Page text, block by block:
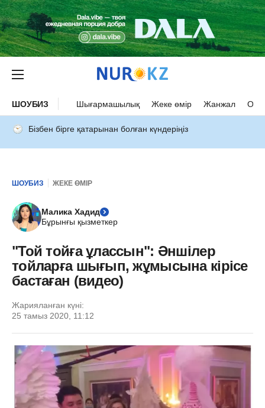
ШОУБИЗ Шығармашылық Жеке өмір Жанжал
Бізбен бірге қатарынан болған күндеріңіз
ШОУБИЗ ЖЕКЕ ӨМІР
Малика Хадид
Бұрынғы қызметкер
"Той тойға ұлассын": Әншілер
тойларға шығып, жұмысына кірісе
бастаған (видео)
Жарияланған күні:
25 тамыз 2020, 11:12